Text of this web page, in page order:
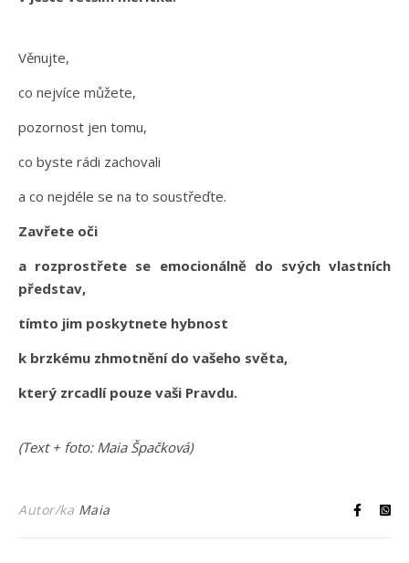
Věnujte,
co nejvíce můžete,
pozornost jen tomu,
co byste rádi zachovali
a co nejdéle se na to soustřeďte.
Zavřete oči
a rozprostřete se emocionálně do svých vlastních
představ,
tímto jim poskytnete hybnost
k brzkému zhmotnění do vašeho světa,
který zrcadlí pouze vaši Pravdu.
(Text + foto: Maia Špačková)
Autor/ka Maia